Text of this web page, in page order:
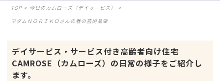
TOP > 今日のカムローズ（デイサ―ビス）
>
マダムＮＯＲＩＫＯさんの春の芸術品🌸
デイサービス・サービス付き高齢者向け住宅
CAMROSE（カムローズ）の日常の様子をご紹介し
ます。